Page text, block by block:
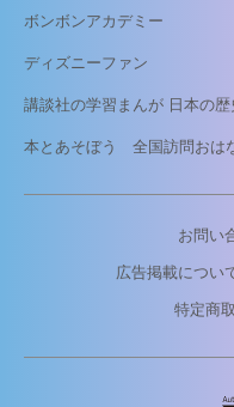
ボンボンアカデミー
ディズニーファン
講談社の学習まんが 日本の歴
本とあそぼう 全国訪問おは
お問い
広告掲載につい
特定商